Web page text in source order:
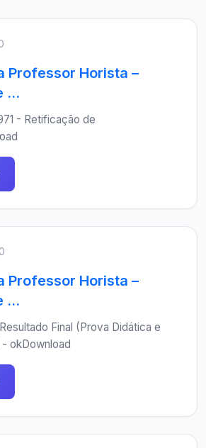
Professor Horista –
...
- Retificação de
Professor Horista –
...
Final (Prova Didática e
okDownload